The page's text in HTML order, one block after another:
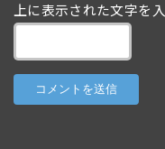
上に表示された文字を